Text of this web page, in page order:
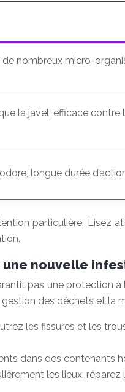
de nombreux micro-
la javel, efficace contre
longue durée
particulière.
nouvelle
pas une protection
des déchets et la
les fissures et les
dans des contenants
les lieux,